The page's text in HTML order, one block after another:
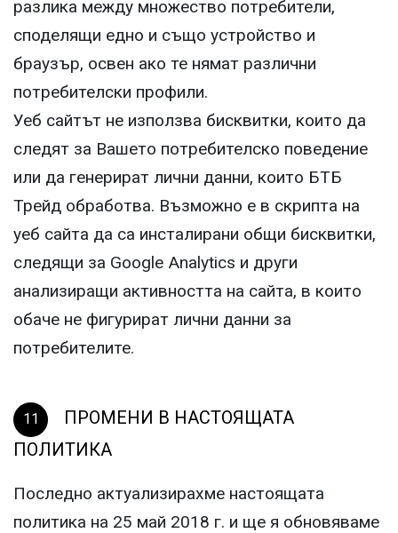
разлика между множество потребители,
споделящи едно и също устройство и
браузър, освен ако те нямат различни
потребителски профили.
Уеб сайтът не използва бисквитки, които да
следят за Вашето потребителско поведение
или да генерират лични данни, които БТБ
Трейд обработва. Възможно е в скрипта на
уеб сайта да са инсталирани общи бисквитки,
следящи за Google Analytics и други
анализиращи активността на сайта, в които
обаче не фигурират лични данни за
потребителите.
ПРОМЕНИ В НАСТОЯЩАТА
ПОЛИТИКА
Последно актуализирахме настоящата
политика на 25 май 2018 г. и ще я обновяваме